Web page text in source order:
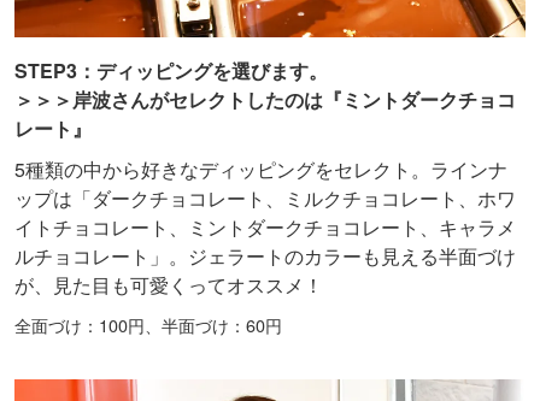
STEP3：ディッピングを選びます。
＞＞＞岸波さんがセレクトしたのは『ミントダークチョコ
レート』
5種類の中から好きなディッピングをセレクト。ラインナ
ップは「ダークチョコレート、ミルクチョコレート、ホワ
イトチョコレート、ミントダークチョコレート、キャラメ
ルチョコレート」。ジェラートのカラーも見える半面づけ
が、見た目も可愛くってオススメ！
全面づけ：100円、半面づけ：60円